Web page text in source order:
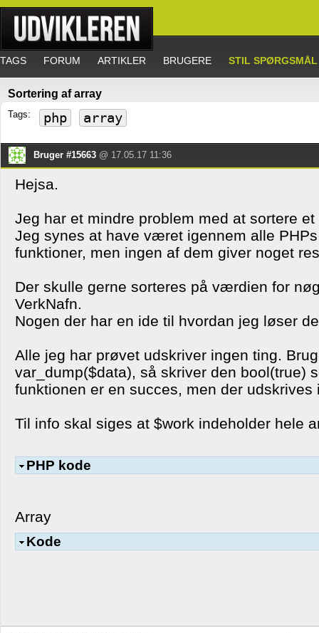
TAGS FORUM ARTIKLER BRUGERE STIL SPØRGSMÅL
Sortering af array
Tags: php array
Bruger #15663 @ 17.05.17 11:36
Hejsa.
Jeg har et mindre problem med at sortere et
Jeg synes at have været igennem alle
funktioner, men ingen af dem giver noget
Der skulle gerne sorteres på værdien for
VerkNafn.
Nogen der har en ide til hvordan jeg løser
Alle jeg har prøvet udskriver ingen ting.
var_dump($data), så skriver den bool(true)
funktionen er en succes, men der udskrives
Til info skal siges at $work indeholder hele
PHP kode
Array
Kode